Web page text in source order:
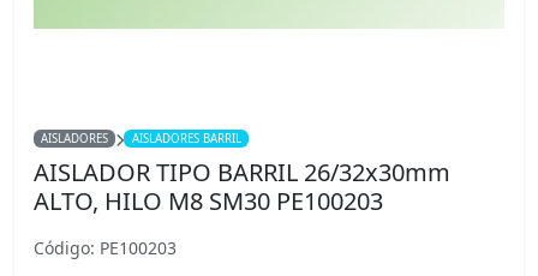
AISLADORES AISLADORES BARRIL
AISLADOR TIPO BARRIL 26/32x30mm
ALTO, HILO M8 SM30 PE100203
Código: PE100203